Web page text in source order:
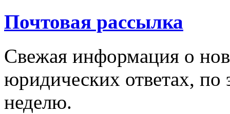
Почтовая рассылка
Свежая информация о
юридических ответах, по
неделю.